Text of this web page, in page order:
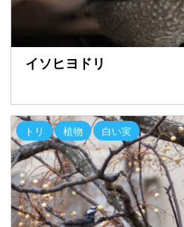
イソヒヨドリ
トリ 植物 白い実